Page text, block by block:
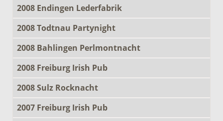
2008 Endingen Lederfabrik
2008 Todtnau Partynight
2008 Bahlingen Perlmontnacht
2008 Freiburg Irish Pub
2008 Sulz Rocknacht
2007 Freiburg Irish Pub